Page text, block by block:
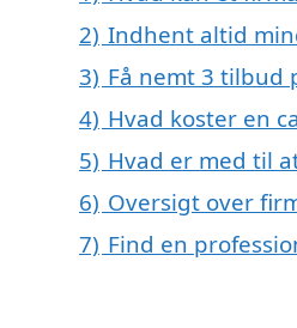
2) Indhent altid
3) Få nemt 3 tilbud
4) Hvad koster en
5) Hvad er med til
6) Oversigt over
7) Find en